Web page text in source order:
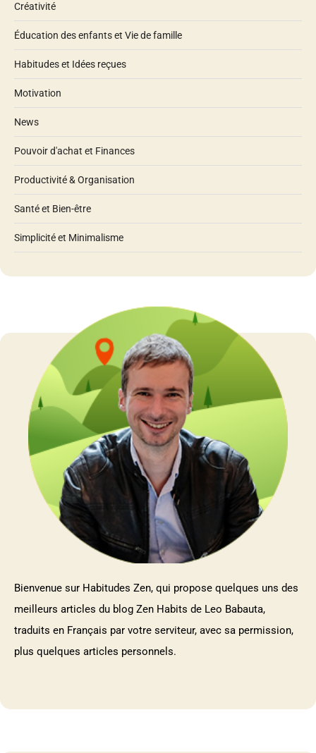
Créativité
Éducation des enfants et Vie de famille
Habitudes et Idées reçues
Motivation
News
Pouvoir d'achat et Finances
Productivité & Organisation
Santé et Bien-être
Simplicité et Minimalisme
Bienvenue sur Habitudes Zen, qui propose quelques uns des
meilleurs articles du blog Zen Habits de Leo Babauta,
traduits en Français par votre serviteur, avec sa permission,
plus quelques articles personnels.